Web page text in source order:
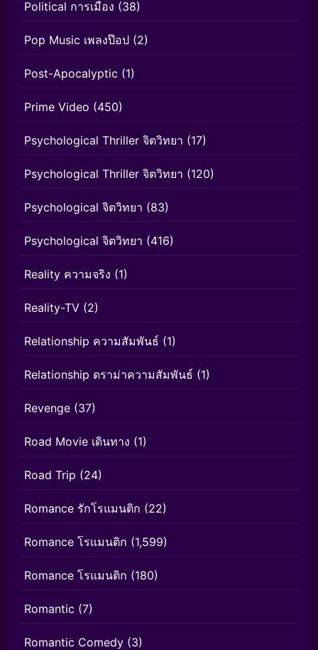
Political การเมือง (38)
Pop Music เพลงป๊อป (2)
Post-Apocalyptic (1)
Prime Video (450)
Psychological Thriller จิตวิทยา (17)
Psychological Thriller จิตวิทยา (120)
Psychological จิตวิทยา (83)
Psychological จิตวิทยา (416)
Reality ความจริง (1)
Reality-TV (2)
Relationship ความสัมพันธ์ (1)
Relationship ดราม่าความสัมพันธ์ (1)
Revenge (37)
Road Movie เดินทาง (1)
Road Trip (24)
Romance รักโรแมนติก (22)
Romance โรแมนติก (1,599)
Romance โรแมนติก (180)
Romantic (7)
Romantic Comedy (3)